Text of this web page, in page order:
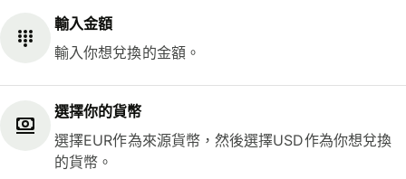
輸入金額
輸入你想兌換的金額。
選擇你的貨幣
選擇EUR作為來源貨幣，然後選擇USD作為你想兌換
的貨幣。